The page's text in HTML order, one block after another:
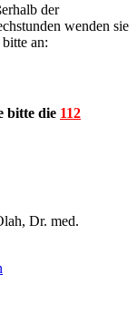
der
wenden sie
an:
bitte die 112
Dr. med.